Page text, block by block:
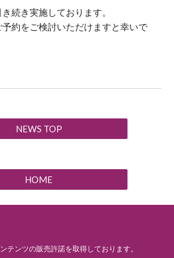
続き実施しております。
予約をご検討いただけますと幸いで
NEWS TOP
HOME
テンツの販売許諾を取得しております。